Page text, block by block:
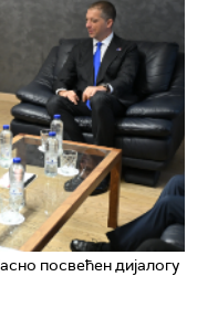
посвећен дијалогу